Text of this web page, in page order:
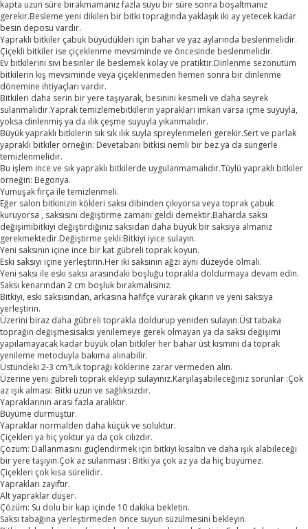
kapta uzun süre bırakmamanız fazla suyu bir süre sonra boşaltmanız
gerekir.Besleme yeni dikilen bir bitki toprağında yaklaşık iki ay yetecek kadar
besin deposu vardır.
Yapraklı bitkiler çabuk büyüdükleri için bahar ve yaz aylarında beslenmelidir.
Çiçekli bitkiler ise çiçeklenme mevsiminde ve öncesinde beslenmelidir.
Ev bitkilerini sıvı besinler ile beslemek kolay ve pratiktir.Dinlenme sezonutüm
bitkilerin kış mevsiminde veya çiçeklenmeden hemen sonra bir dinlenme
dönemine ihtiyaçları vardır.
Bitkileri daha serin bir yere taşıyarak, besinini kesmeli ve daha seyrek
sulanmalıdır.Yaprak temizlemebitkilerin yaprakları imkan varsa içme suyuyla,
yoksa dinlenmiş ya da ılık çeşme suyuyla yıkanmalıdır.
Büyük yapraklı bitkilerin sık sık ılık suyla spreylenmeleri gerekir.Sert ve parlak
yapraklı bitkiler örneğin: Devetabanı bitkisi nemli bir bez ya da süngerle
temizlenmelidir.
Bu işlem ince ve sık yapraklı bitkilerde uygulanmamalıdır.Tüylü yapraklı bitkiler
örneğin: Begonya.
Yumuşak fırça ile temizlenmeli.
Eğer salon bitkinizin kökleri saksı dibinden çıkıyorsa veya toprak çabuk
kuruyorsa , saksısını değiştirme zamanı geldi demektir.Baharda saksı
değişimibitkiyi değiştirdiğiniz saksıdan daha büyük bir saksıya almanız
gerekmektedir.Değiştirme şekli:Bitkiyi iyice sulayın.
Yeni saksının içine ince bir kat gübreli toprak koyun.
Eski saksıyı içine yerleştirin.Her iki saksının ağzı aynı düzeyde olmalı.
Yeni saksı ile eski saksı arasındaki boşluğu toprakla doldurmaya devam edin.
Saksı kenarından 2 cm boşluk bırakmalısınız.
Bitkiyi, eski saksısından, arkasına hafifçe vurarak çıkarın ve yeni saksıya
yerleştirin.
Üzerini biraz daha gübreli toprakla doldurup yeniden sulayın.Üst tabaka
toprağın değişmesisaksı yenilemeye gerek olmayan ya da saksı değişimi
yapılamayacak kadar büyük olan bitkiler her bahar üst kısmını da toprak
yenileme metoduyla bakıma alınabilir.
Üstündeki 2-3 cm?Lik toprağı köklerine zarar vermeden alın.
Üzerine yeni gübreli toprak ekleyip sulayınız.Karşılaşabileceğiniz sorunlar :Çok
az ışık alması: Bitki uzun ve sağlıksızdır.
Yapraklarının arası fazla aralıktır.
Büyüme durmuştur.
Yapraklar normalden daha küçük ve soluktur.
Çiçekleri ya hiç yoktur ya da çok cılızdır.
Çözüm: Dallanmasını güçlendirmek için bitkiyi kısaltın ve daha ışık alabileceği
bir yere taşıyın.Çok az sulanması : Bitki ya çok az ya da hiç büyümez.
Çiçekleri çok kısa sürelidir.
Yaprakları zayıftır.
Alt yapraklar düşer.
Çözüm: Su dolu bir kap içinde 10 dakika bekletin.
Saksı tabağına yerleştirmeden önce suyun süzülmesini bekleyin.